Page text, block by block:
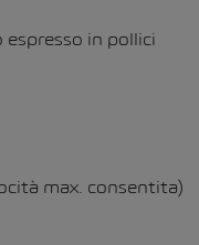
in pollici
max. consentita)